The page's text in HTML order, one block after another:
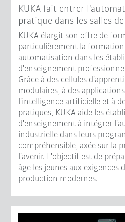
KUKA fait entrer
pratique dans les salles
KUKA élargit son offre de
particulièrement la
automatisation dans les
d'enseignement
Grâce à des cellules
modulaires, à des
l'intelligence artificielle et à
pratiques, KUKA aide les
d'enseignement à intégrer
industrielle dans leurs
compréhensible, axée sur la
l'avenir. L'objectif est de
âge les jeunes aux
production modernes.